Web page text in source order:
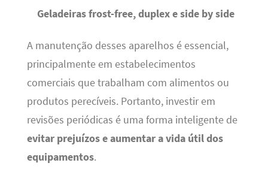
Geladeiras frost-free, duplex e side by side
A manutenção desses aparelhos é essencial,
principalmente em estabelecimentos
comerciais que trabalham com alimentos ou
produtos perecíveis. Portanto, investir em
revisões periódicas é uma forma inteligente de
evitar prejuízos e aumentar a vida útil dos
equipamentos.